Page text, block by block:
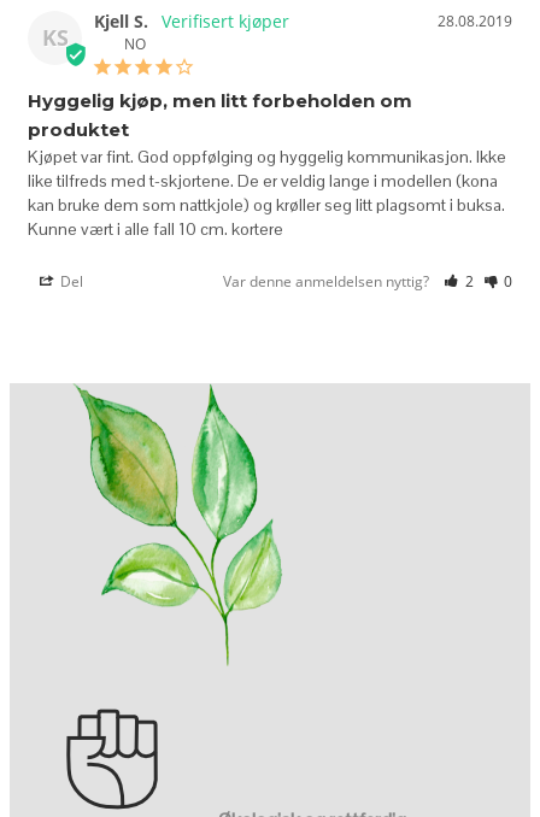
KS
28.08.2019
Kjell S.
NO
Hyggelig kjøp, men litt forbeholden om
produktet
Kjøpet var fint. God oppfølging og hyggelig kommunikasjon. Ikke
like tilfreds med t-skjortene. De er veldig lange i modellen (kona
kan bruke dem som nattkjole) og krøller seg litt plagsomt i buksa.
Kunne vært i alle fall 10 cm. kortere
Del Var denne anmeldelsen nyttig? 2 0